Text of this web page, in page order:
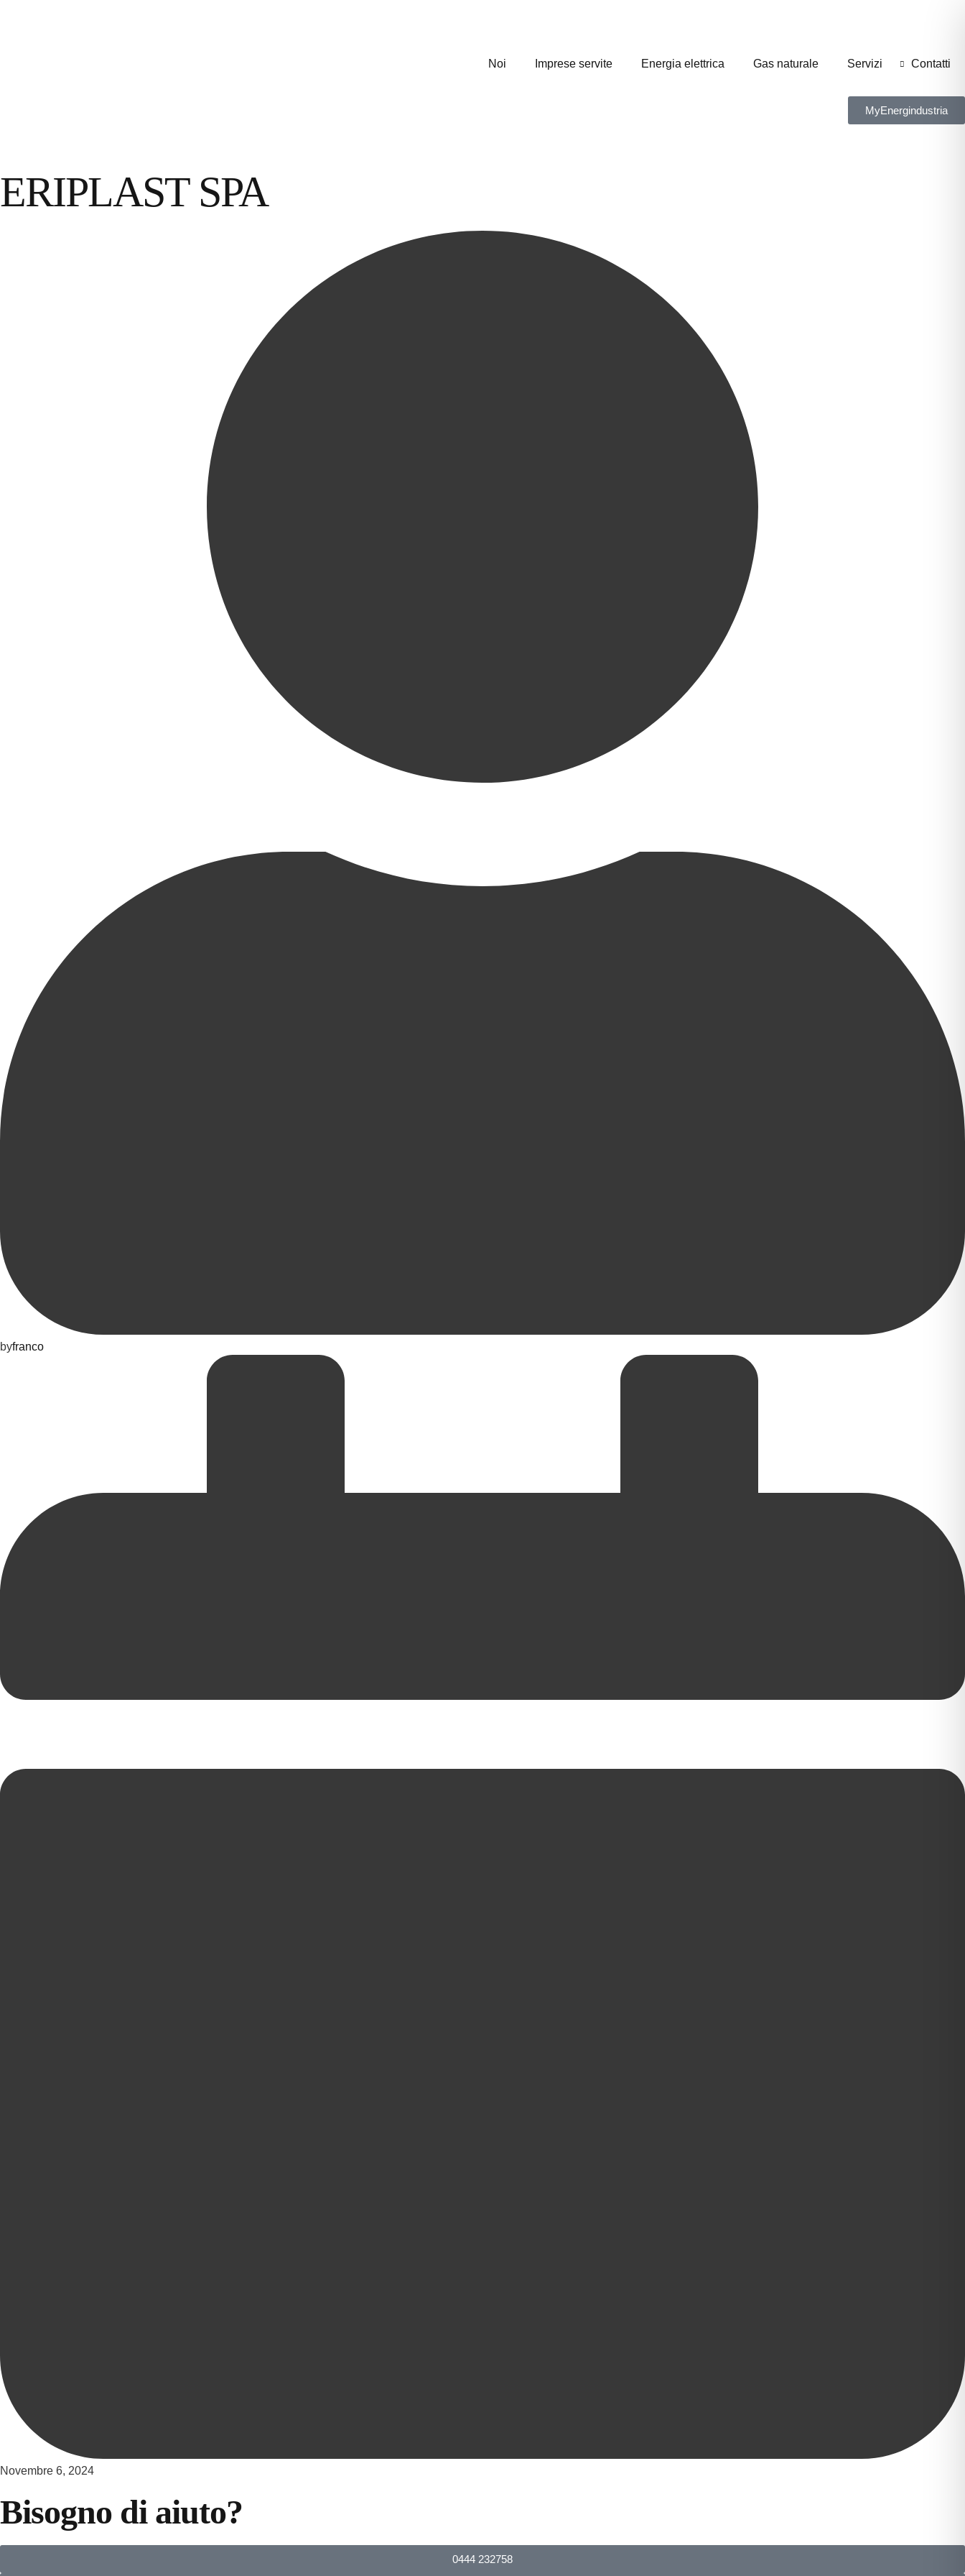
Noi Imprese servite Energia elettrica Gas naturale Servizi Contatti
MyEnergindustria
ERIPLAST SPA
byfranco
Novembre 6, 2024
Bisogno di aiuto?
0444 232758